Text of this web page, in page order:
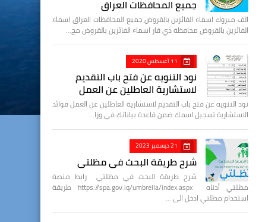
جميع المحافظات العراق
الف مبروك اسماء الفائزين بالقروض جميع المحافظات العراق اسماء
الفائزين بالقروض محافظة ذي قار اسماء الفائزين بالقروض مح…
11 أغسطس 2020
نود التنويه عن فتح باب التقديم
لاستشارية العاطلين عن العمل
نود التنويه عن فتح باب التقديم لاستشارية العاطلين عن العمل فوائد
الاستشارية تسجيل اسمك ضمن قاعدة بياناتك في وزا…
21 ديسمبر 2023
شرح طريقة البحث في مظلتي
شرح طريقة البحث في مظلتي رابط منصة
مظلتي أدناه https://spa.gov.iq/umbrella/index.aspx طريقة
استخدام مظلتي ادخل الى …